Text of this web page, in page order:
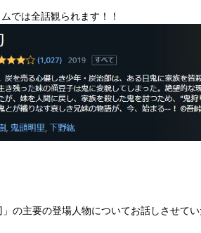
では全話観られます！！
の主要の登場人物についてお話しさせてい